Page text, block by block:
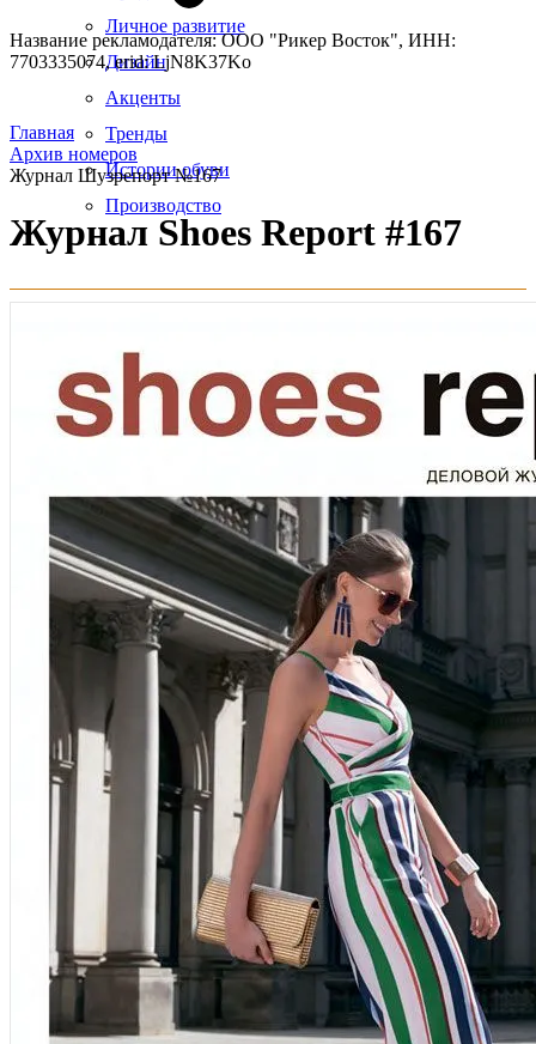
Личное развитие
Дизайн
Акценты
Тренды
Истории обуви
Производство
Название рекламодателя: ООО "Рикер Восток", ИНН:
7703335074, erid: LjN8K37Ko
Главная
Архив номеров
Журнал Шузрепорт №167
Журнал Shoes Report #167